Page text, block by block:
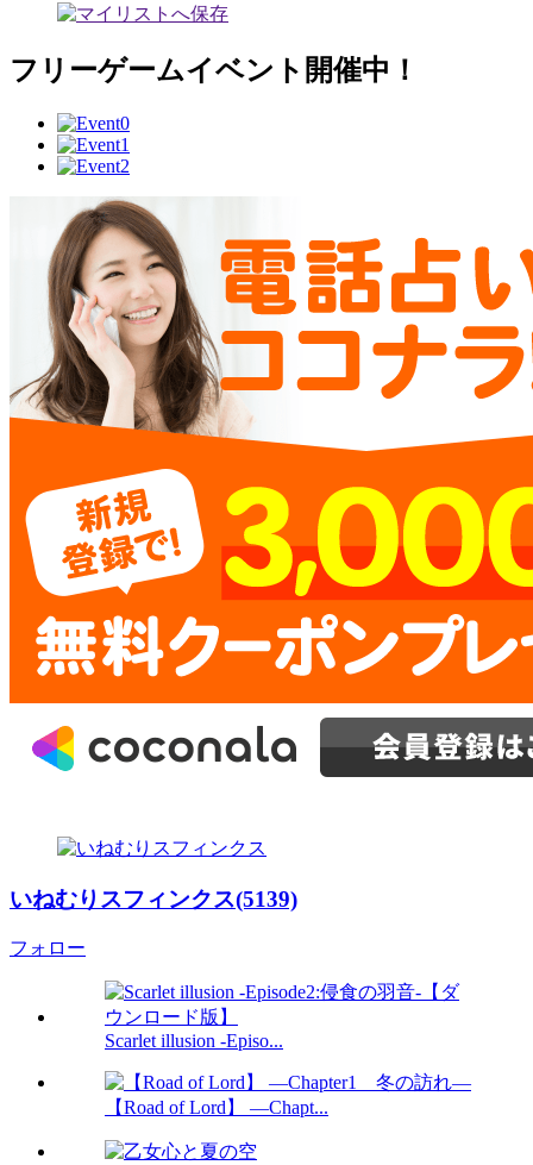
フリーゲームイベント開催中！
いねむりスフィンクス(5139)
フォロー
Scarlet illusion -Episo...
【Road of Lord】 ―Chapt...